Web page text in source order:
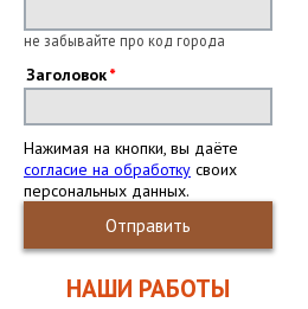
не забывайте про код города
Заголовок
Нажимая на кнопки, вы даёте
согласие на обработку своих
персональных данных.
Отправить
НАШИ РАБОТЫ